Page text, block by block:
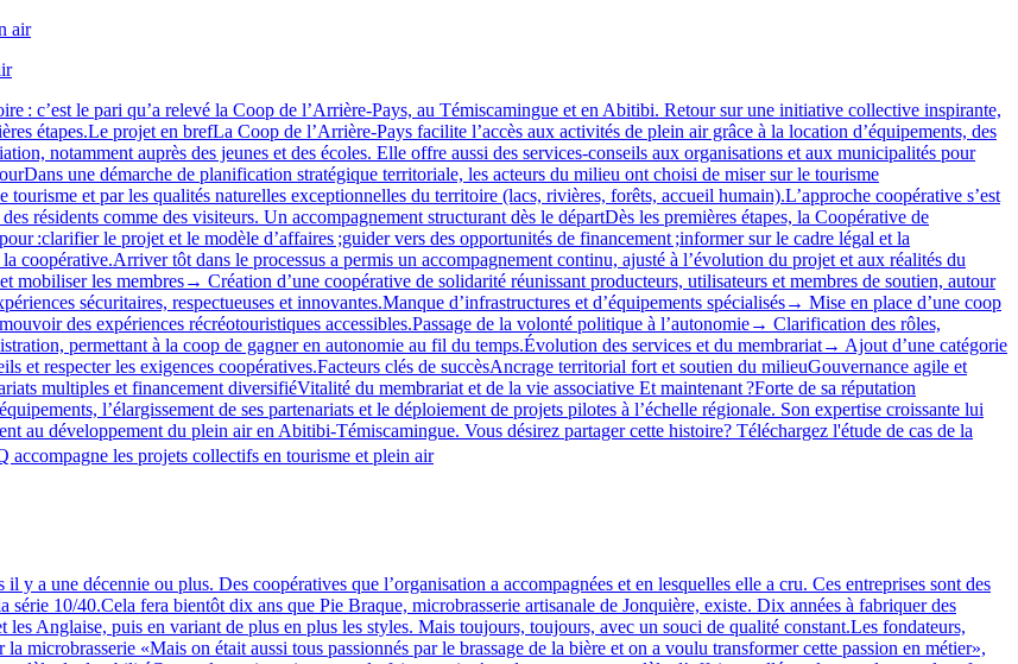
: c’est le pari qu’a relevé la Coop de l’Arrière-Pays, au Témiscamingue et en Abitibi. Retour sur une initiative collective inspirante,
étapes.Le projet en brefLa Coop de l’Arrière-Pays facilite l’accès aux activités de plein air grâce à la location d’équipements, des
notamment auprès des jeunes et des écoles. Elle offre aussi des services‑conseils aux organisations et aux municipalités pour
une démarche de planification stratégique territoriale, les acteurs du milieu ont choisi de miser sur le tourisme
et par les qualités naturelles exceptionnelles du territoire (lacs, rivières, forêts, accueil humain).L’approche coopérative s’est
résidents comme des visiteurs. Un accompagnement structurant dès le départDès les premières étapes, la Coopérative de
:clarifier le projet et le modèle d’affaires ;guider vers des opportunités de financement ;informer sur le cadre légal et la
coopérative.Arriver tôt dans le processus a permis un accompagnement continu, ajusté à l’évolution du projet et aux réalités du
les membres→ Création d’une coopérative de solidarité réunissant producteurs, utilisateurs et membres de soutien, autour
sécuritaires, respectueuses et innovantes.Manque d’infrastructures et d’équipements spécialisés→ Mise en place d’une coop
des expériences récréotouristiques accessibles.Passage de la volonté politique à l’autonomie→ Clarification des rôles,
permettant à la coop de gagner en autonomie au fil du temps.Évolution des services et du membrariat→ Ajout d’une catégorie
et respecter les exigences coopératives.Facteurs clés de succèsAncrage territorial fort et soutien du milieuGouvernance agile et
multiples et financement diversifiéVitalité du membrariat et de la vie associative Et maintenant ?Forte de sa réputation
l’élargissement de ses partenariats et le déploiement de projets pilotes à l’échelle régionale. Son expertise croissante lui
au développement du plein air en Abitibi‑Témiscamingue. Vous désirez partager cette histoire? Téléchargez l'étude de cas de la
les projets collectifs en tourisme et plein air
y a une décennie ou plus. Des coopératives que l’organisation a accompagnées et en lesquelles elle a cru. Ces entreprises sont des
10/40.Cela fera bientôt dix ans que Pie Braque, microbrasserie artisanale de Jonquière, existe. Dix années à fabriquer des
Anglaise, puis en variant de plus en plus les styles. Mais toujours, toujours, avec un souci de qualité constant.Les fondateurs,
microbrasserie «Mais on était aussi tous passionnés par le brassage de la bière et on a voulu transformer cette passion en métier»,